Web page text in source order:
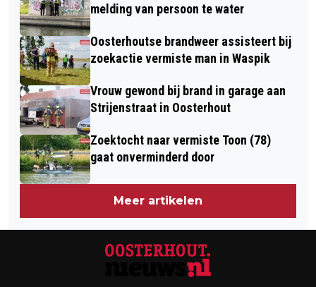
melding van persoon te water
Oosterhoutse brandweer assisteert bij
zoekactie vermiste man in Waspik
Vrouw gewond bij brand in garage aan
Strijenstraat in Oosterhout
Zoektocht naar vermiste Toon (78)
gaat onverminderd door
Meer artikelen